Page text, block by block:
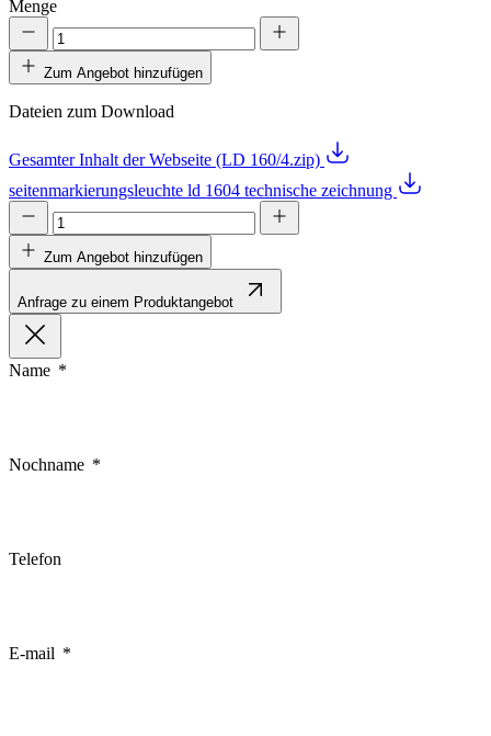
Menge
Zum Angebot hinzufügen
Dateien zum Download
Gesamter Inhalt der Webseite (LD 160/4.zip)
seitenmarkierungsleuchte ld 1604 technische zeichnung
Zum Angebot hinzufügen
Anfrage zu einem Produktangebot
Name
Nochname
Telefon
E-mail